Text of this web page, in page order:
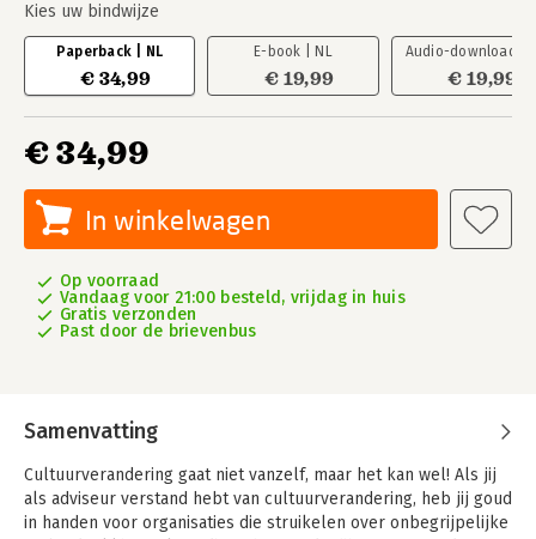
Kies uw bindwijze
Paperback | NL
€ 34,99
E-book | NL
€ 19,99
Audio-download |
€ 19,99
€ 34,99
In winkelwagen
Op voorraad
Vandaag voor 21:00 besteld, vrijdag in huis
Gratis verzonden
Past door de brievenbus
Samenvatting
Cultuurverandering gaat niet vanzelf, maar het kan wel! Als jij
als adviseur verstand hebt van cultuurverandering, heb jij goud
in handen voor organisaties die struikelen over onbegrijpelijke